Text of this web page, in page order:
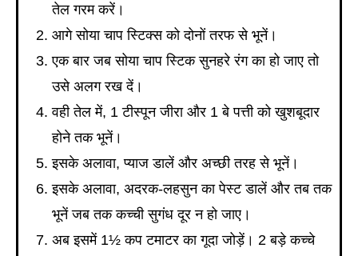
तेल गरम करें।
आगे सोया चाप स्टिक्स को दोनों तरफ से भूनें।
एक बार जब सोया चाप स्टिक सुनहरे रंग का हो जाए तो
उसे अलग रख दें।
वही तेल में, 1 टीस्पून जीरा और 1 बे पत्ती को खुशबूदार
होने तक भूनें।
इसके अलावा, प्याज डालें और अच्छी तरह से भूनें।
इसके अलावा, अदरक-लहसुन का पेस्ट डालें और तब तक
भूनें जब तक कच्ची सुगंध दूर न हो जाए।
अब इसमें 1½ कप टमाटर का गूदा जोड़ें। 2 बड़े कच्चे